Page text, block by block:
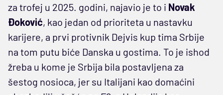
za trofej u 2025. godini, najavio je to i Novak
Đoković, kao jedan od prioriteta u nastavku
karijere, a prvi protivnik Dejvis kup tima Srbije
na tom putu biće Danska u gostima. To je ishod
žreba u kome je Srbija bila postavljena za
šestog nosioca, jer su Italijani kao domaćini